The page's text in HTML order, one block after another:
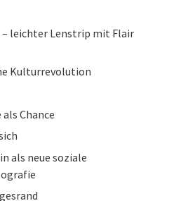
– leichter Lenstrip mit Flair
Kulturrevolution
Chance
als neue soziale